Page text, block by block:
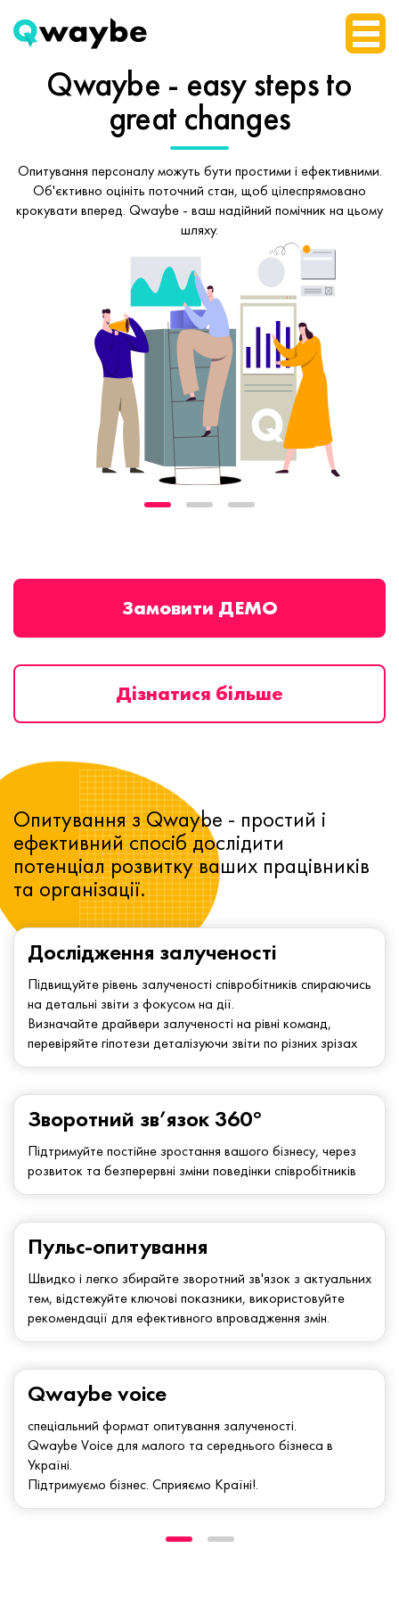
Qwaybe - easy stepsto
great changes
Опитування персоналу можуть бути простими і ефективними.
Об'єктивно оцініть поточний стан, щоб цілеспрямовано
крокувати вперед. Qwaybe - ваш надійний помічник на цьому
шляху.
Замовити ДЕМО
Дізнатися більше
Дослідження залученості
Підвищуйте рівень залученості співробітників спираючись
на детальні звіти з фокусом на дії.
Визначайте драйвери залученості на рівні команд,
перевіряйте гіпотези деталізуючи звіти по різних зрізах
Зворотний зв’язок 360°
Підтримуйте постійне зростання вашого бізнесу, через
розвиток та безперервні зміни поведінки співробітників
Опитування з Qwaybe - простий і
ефективний спосіб дослідити
потенціал розвитку ваших працівників
та організації.
Qwaybe voice
спеціальний формат опитування залученості.
Qwaybe Voice для малого та середнього бізнеса в
Україні.
Підтримуємо бізнес. Сприяємо Країні!.
Пульс-опитування
Швидко і легко збирайте зворотний зв'язок з актуальних
тем, відстежуйте ключові показники, використовуйте
рекомендації для ефективного впровадження змін.